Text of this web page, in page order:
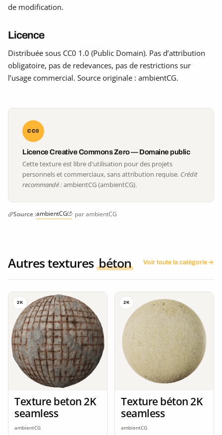
de modification.
Licence
Distribuée sous CC0 1.0 (Public Domain). Pas d’attribution
obligatoire, pas de redevances, pas de restrictions sur
l’usage commercial. Source originale : ambientCG.
CC0
Licence Creative Commons Zero — Domaine public
Cette texture est libre d'utilisation pour des projets
personnels et commerciaux, sans attribution requise. Crédit
recommandé :ambientCG (ambientCG).
Source :ambientCG · par ambientCG
Autres textures béton Voir toute la catégorie
2K
Texture beton 2K
seamless
ambientCG
2K
Texture béton 2K
seamless
ambientCG